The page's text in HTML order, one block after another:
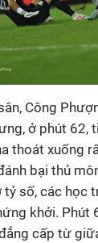
Công
ở phút 62,
thoát xuống
bại thủ
số, các học
khởi. Phút
cấp từ